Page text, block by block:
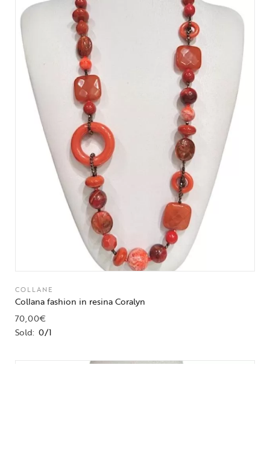
COLLANE
Collana fashion in resina Coralyn
70,00€
Sold: 0/1